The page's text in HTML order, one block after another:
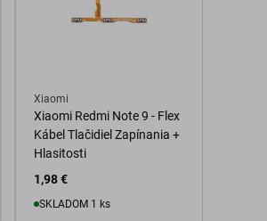
Xiaomi
Xiaomi Redmi Note 9 - Flex
Kábel Tlačidiel Zapínania +
Hlasitosti
1,98 €
SKLADOM 1 ks